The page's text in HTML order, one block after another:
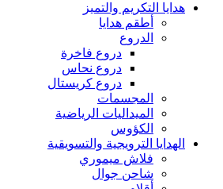
هدايا التكريم والتميز
أطقم هدايا
الدروع
دروع فاخرة
دروع نحاس
دروع كريستال
المجسمات
الميداليات الرياضية
الكؤوس
الهدايا الترويجية والتسويقية
فلاش ميموري
شاحن جوال